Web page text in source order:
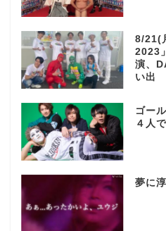
8/21(
2023
演、
い出
ゴー
４人
夢に